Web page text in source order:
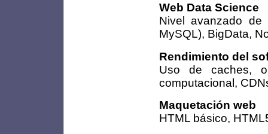
Web Data Science
Nivel avanzado de
MySQL), BigData,
Rendimiento del
Uso de caches,
computacional,
Maquetación web
HTML básico,